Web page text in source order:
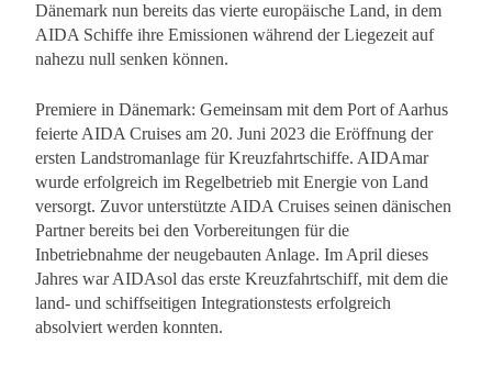
Dänemark nun bereits das vierte europäische Land, in dem
AIDA Schiffe ihre Emissionen während der Liegezeit auf
nahezu null senken können.
Premiere in Dänemark: Gemeinsam mit dem Port of Aarhus
feierte AIDA Cruises am 20. Juni 2023 die Eröffnung der
ersten Landstromanlage für Kreuzfahrtschiffe. AIDAmar
wurde erfolgreich im Regelbetrieb mit Energie von Land
versorgt. Zuvor unterstützte AIDA Cruises seinen dänischen
Partner bereits bei den Vorbereitungen für die
Inbetriebnahme der neugebauten Anlage. Im April dieses
Jahres war AIDAsol das erste Kreuzfahrtschiff, mit dem die
land- und schiffseitigen Integrationstests erfolgreich
absolviert werden konnten.